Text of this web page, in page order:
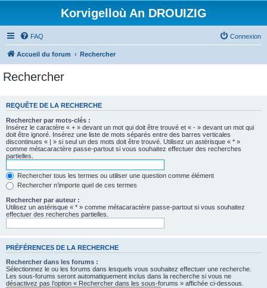
Korvigelloù An DROUIZIG
FAQ Connexion
Accueil du forum Rechercher
Rechercher
REQUÊTE DE LA RECHERCHE
Rechercher par mots-clés :
Insérez le caractère « + » devant un mot qui doit être trouvé et « - » devant un mot qui
doit être ignoré. Insérez une liste de mots séparés entre des barres verticales
discontinues « | » si seul un des mots doit être trouvé. Utilisez un astérisque « * »
comme métacaractère passe-partout si vous souhaitez effectuer des recherches
partielles.
Rechercher tous les termes ou utiliser une question comme élément
Rechercher n’importe quel de ces termes
Rechercher par auteur :
Utilisez un astérisque « * » comme métacaractère passe-partout si vous souhaitez
effectuer des recherches partielles.
PRÉFÉRENCES DE LA RECHERCHE
Rechercher dans les forums :
Sélectionnez le ou les forums dans lesquels vous souhaitez effectuer une recherche.
Les sous-forums seront automatiquement inclus dans la recherche si vous ne
désactivez pas l’option « Rechercher dans les sous-forums » affichée ci-dessous.